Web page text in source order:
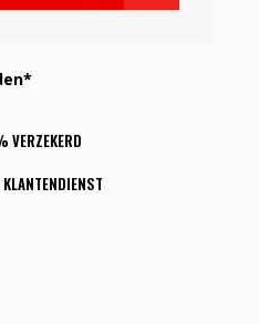
VERZEKERD